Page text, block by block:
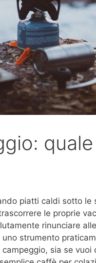
piatti caldi sotto le
le proprie
rinunciare
strumento
sia se vuoi